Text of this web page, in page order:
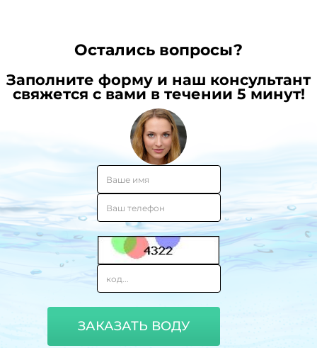
Остались вопросы?
Заполните форму и наш консультант
свяжется с вами в течении 5 минут!
ЗАКАЗАТЬ ВОДУ